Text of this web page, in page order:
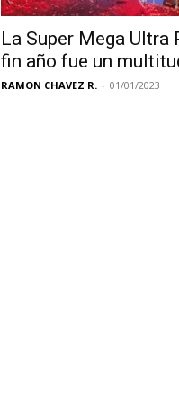
La Super Mega Ultra
fin año fue un
RAMON CHAVEZ R. - 01/01/2023